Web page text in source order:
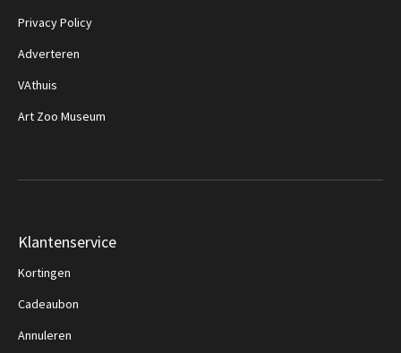
Privacy Policy
Adverteren
VAthuis
Art Zoo Museum
Klantenservice
Kortingen
Cadeaubon
Annuleren